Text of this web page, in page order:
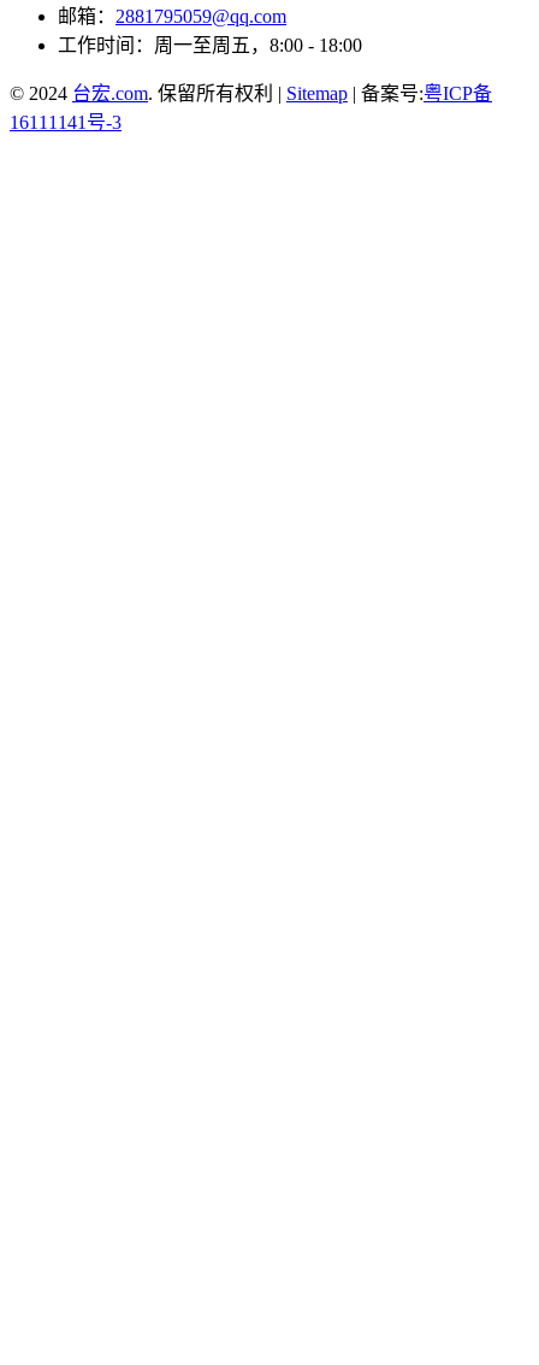
邮箱： 2881795059@qq.com
工作时间：周一至周五，8:00 - 18:00
© 2024 台宏.com. 保留所有权利 | Sitemap | 备案号:粤ICP备
16111141号-3